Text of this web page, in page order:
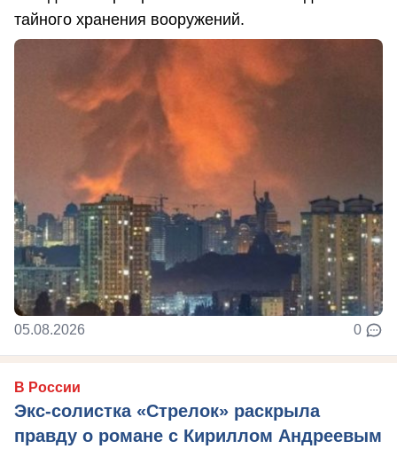
тайного хранения вооружений.
05.08.2026 0
В России
Экс-солистка «Стрелок» раскрыла
правду о романе с Кириллом Андреевым